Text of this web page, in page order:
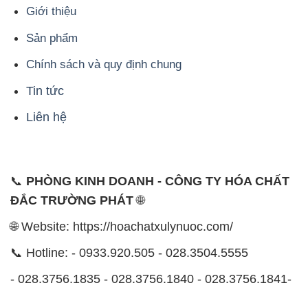
Giới thiệu
Sản phẩm
Chính sách và quy định chung
Tin tức
Liên hệ
📞 PHÒNG KINH DOANH - CÔNG TY HÓA CHẤT
ĐẮC TRƯỜNG PHÁT🌐
🌐 Website: https://hoachatxulynuoc.com/
📞 Hotline: - 0933.920.505 - 028.3504.5555
- 028.3756.1835 - 028.3756.1840 - 028.3756.1841-